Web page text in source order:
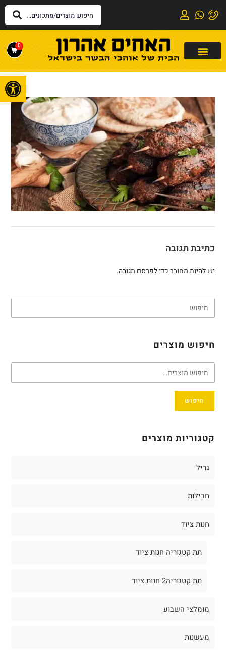
0
כתיבת תגובה
יש להיותמחוברכדי לפרסם תגובה.
חיפוש מוצרים
חיפוש
קטגוריות מוצרים
גריל
חבילות
חנות ציוד
תת קטגוריה חנות ציוד
תת קטגוריה2 חנות ציוד
מומלצי השבוע
מעשנות